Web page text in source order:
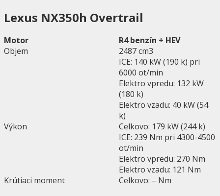
Lexus NX350h Overtrail
Motor
R4 benzín + HEV
Objem
2487 cm3
Výkon
ICE: 140 kW (190 k) pri
6000 ot/min
Elektro vpredu: 132 kW
(180 k)
Elektro vzadu: 40 kW (54
k)
Celkovo: 179 kW (244 k)
Krútiaci moment
ICE: 239 Nm pri 4300-4500
ot/min
Elektro vpredu: 270 Nm
Elektro vzadu: 121 Nm
Celkovo: – Nm